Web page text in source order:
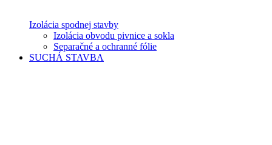
Izolácia spodnej stavby
Izolácia obvodu pivnice a sokla
Separačné a ochranné fólie
SUCHÁ STAVBA